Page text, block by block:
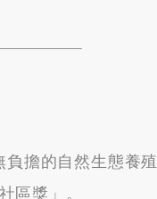
負擔的自然生態養殖
區獎」
。